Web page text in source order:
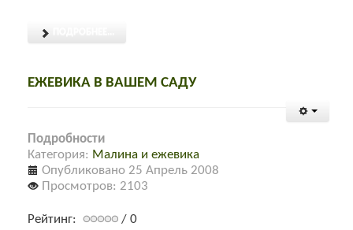
ЕЖЕВИКА В ВАШЕМ САДУ
Подробности
Категория: Малина и ежевика
Опубликовано 25 Апрель 2008
Просмотров: 2103
Рейтинг:
/ 0